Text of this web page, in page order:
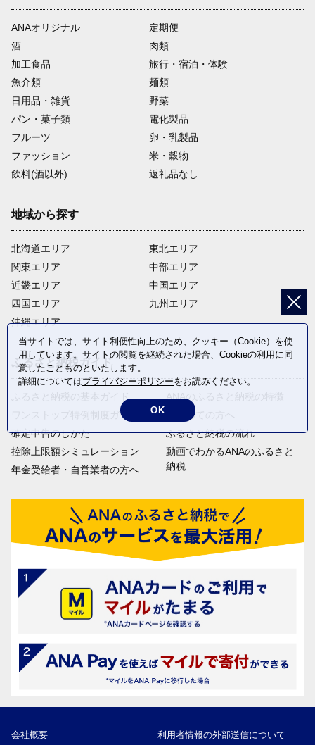
ANAオリジナル
定期便
酒
肉類
加工食品
旅行・宿泊・体験
魚介類
麺類
日用品・雑貨
野菜
パン・菓子類
電化製品
フルーツ
卵・乳製品
ファッション
米・穀物
飲料(酒以外)
返礼品なし
地域から探す
北海道エリア
関東エリア
近畿エリア
四国エリア
沖縄エリア
東北エリア
中部エリア
中国エリア
九州エリア
ふるさと納税ガイド
ふるさと納税の基本ガイド
ワンストップ特例制度ガイド
確定申告のしかた
控除上限額シミュレーション
年金受給者・自営業者の方へ
ANAのふるさと納税の特徴
はじめての方へ
ふるさと納税の流れ
動画でわかるANAのふるさと
納税
会社概要 利用者情報の外部送信について
当サイトでは、サイト利便性向上のため、クッキー（Cookie）を使
用しています。サイトの閲覧を継続された場合、Cookieの利用に同
意したことものといたします。
詳細についてはプライバシーポリシーをお読みください。
OK